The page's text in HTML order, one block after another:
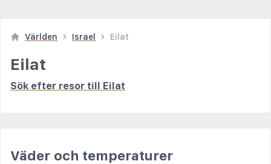
Världen Israel Eilat
Eilat
Sök efter resor till Eilat
Väder och temperaturer